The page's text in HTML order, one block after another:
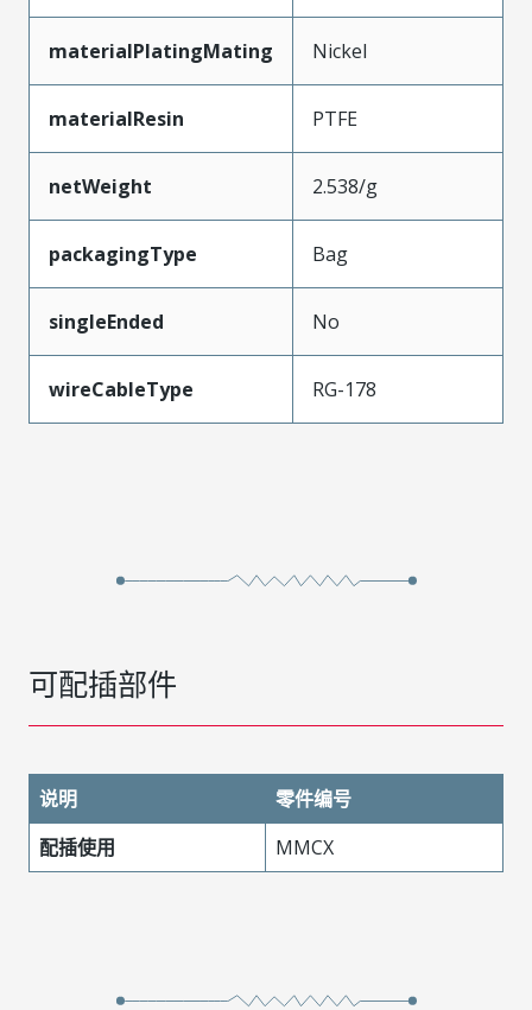
materialPlatingMating Nickel
materialResin PTFE
netWeight 2.538/g
packagingType Bag
singleEnded No
wireCableType RG-178
可配插部件
说明
零件编号
配插使用
MMCX